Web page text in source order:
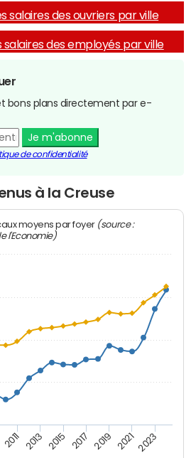
salaires des ouvriers par ville
salaires des employés par ville
bons plans directement par e-
Je m'abonne
de confidentialité
à la Creuse
moyens par foyer (source :
l'Economie)
2011 2013 2015 2017 2019 2021 2023